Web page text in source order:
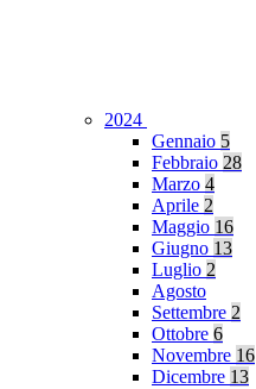
2024
Gennaio 5
Febbraio 28
Marzo 4
Aprile 2
Maggio 16
Giugno 13
Luglio 2
Agosto
Settembre 2
Ottobre 6
Novembre 16
Dicembre 13